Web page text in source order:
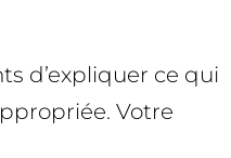
d’expliquer ce qui
Votre